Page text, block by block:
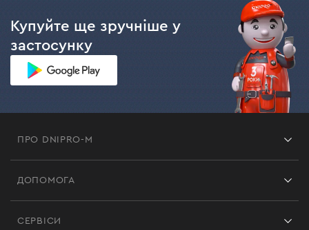
Купуйте ще зручніше у
застосунку
ПРО DNIPRO-M
ДОПОМОГА
СЕРВІСИ